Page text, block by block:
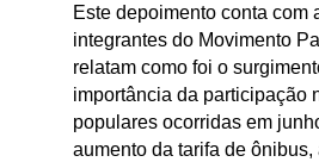
Este depoimento conta com
integrantes do Movimento
relatam como foi o
importância da participação
populares ocorridas em
aumento da tarifa de